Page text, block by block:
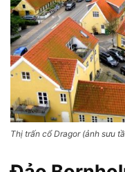
Thị trấn cổ Dragor (ảnh sưu